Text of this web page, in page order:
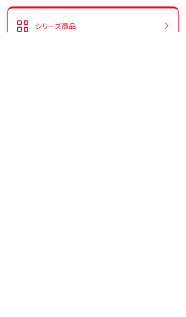
シリーズ商品